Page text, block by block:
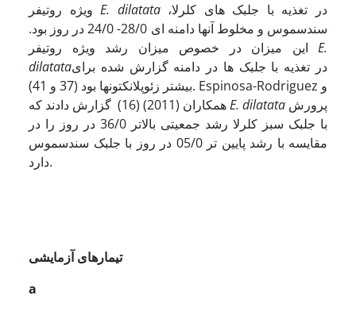
ویژه روتیفرE. dilatata در تغذیه با جلبک های کلرلا،
سندسموس و مخلوط آنها دامنه ای 28/0- 24/0 در روز بود.
این میزان در خصوص میزان رشد ویژه روتیفر E.
dilatataدر تغذیه با جلبک ها در دامنه گزارش شده برای
بیشتر زئوپلانکتون­ها بود (37 و 41). Espinosa-Rodriguez و
E. dilatata پرورش
با جلبک سبز کلرلا رشد جمعیتی بالاتر 36/0 در روز را در
مقایسه با رشد پایین تر 05/0 در روز با جلبک سندسموس
دارد.
تیمارهای آزمایشی
a